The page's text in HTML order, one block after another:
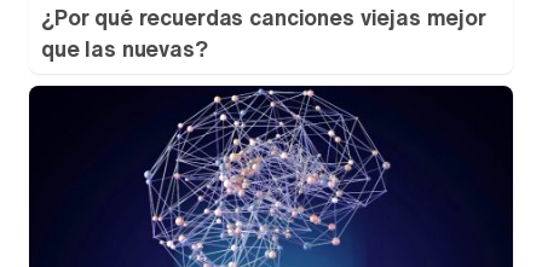
¿Por qué recuerdas canciones viejas mejor
que las nuevas?